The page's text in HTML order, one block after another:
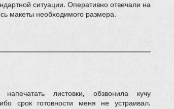
ситуации. Оперативно отвечали на
макеты необходимого размера.
листовки, обзвонила кучу
срок готовности меня не устраивал.